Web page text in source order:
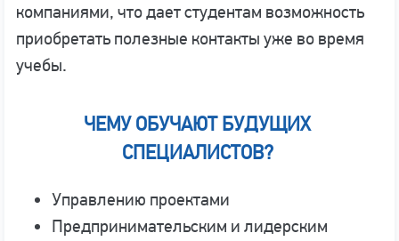
компаниями, что дает студентам возможность
приобретать полезные контакты уже во время
учебы.
ЧЕМУ ОБУЧАЮТ БУДУЩИХ
СПЕЦИАЛИСТОВ?
Управлению проектами
Предпринимательским и лидерским